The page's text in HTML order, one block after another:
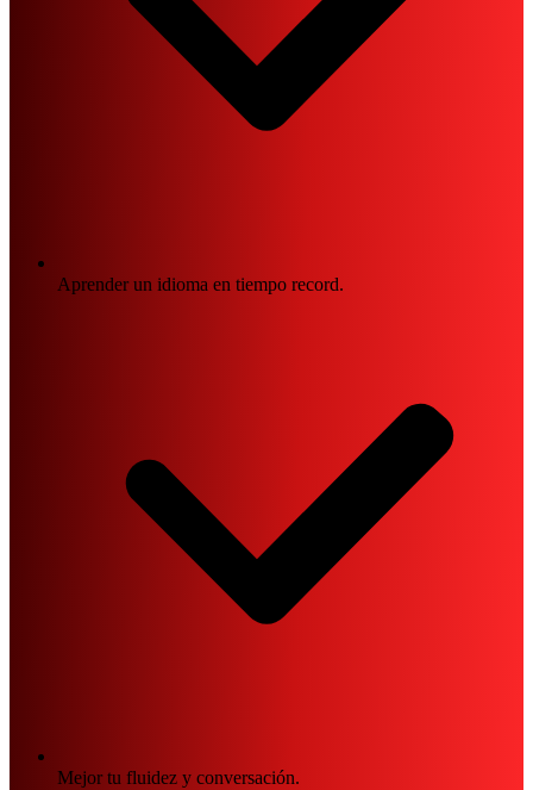
Aprender un idioma en tiempo record.
Mejor tu fluidez y conversación.